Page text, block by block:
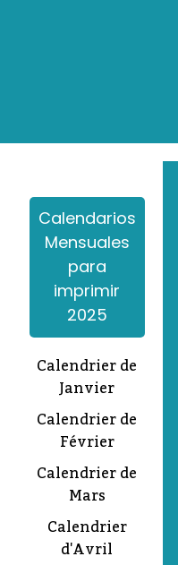
Calendarios
Mensuales
para
imprimir
2025
Calendrier de
Janvier
Calendrier de
Février
Calendrier de
Mars
Calendrier
d'Avril